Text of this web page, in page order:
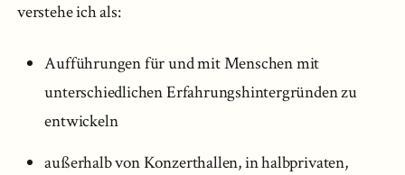
verstehe ich als:
Aufführungen für und mit Menschen mit
unterschiedlichen Erfahrungshintergründen zu
entwickeln
außerhalb von Konzerthallen, in halbprivaten,